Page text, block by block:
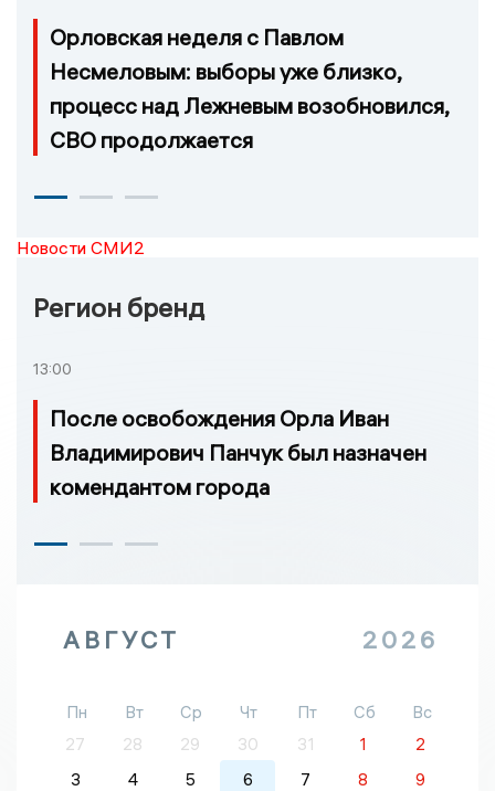
Орловская неделя с Павлом
Несмеловым: выборы уже близко,
процесс над Лежневым возобновился,
СВО продолжается
Новости СМИ2
Регион бренд
13:00
После освобождения Орла Иван
Владимирович Панчук был назначен
комендантом города
АВГУСТ 2026
Пн Вт Ср Чт Пт Сб
Вс
27
28 29 30 31 1
2
3
4 5 6 7 8
9